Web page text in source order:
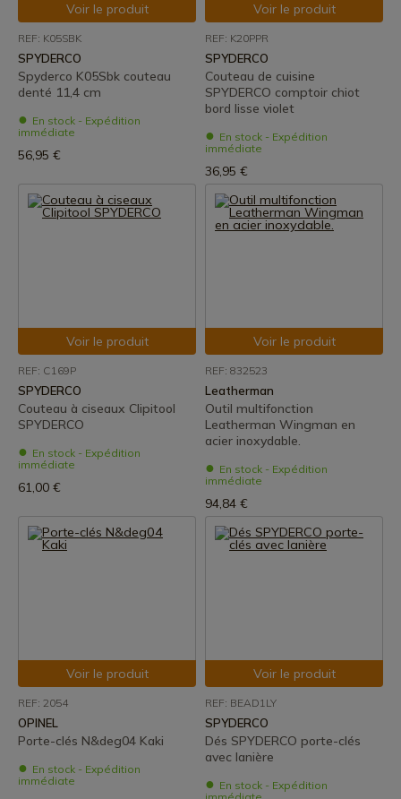
Voir le produit
REF: K05SBK
SPYDERCO
Spyderco K05Sbk couteau
denté 11,4 cm
En stock - Expédition
immédiate
56,95 €
Voir le produit
REF: K20PPR
SPYDERCO
Couteau de cuisine
SPYDERCO comptoir chiot
bord lisse violet
En stock - Expédition
immédiate
36,95 €
Voir le produit
REF: C169P
SPYDERCO
Couteau à ciseaux Clipitool
SPYDERCO
En stock - Expédition
immédiate
61,00 €
Voir le produit
REF: 832523
Leatherman
Outil multifonction
Leatherman Wingman en
acier inoxydable.
En stock - Expédition
immédiate
94,84 €
Voir le produit
REF: 2054
OPINEL
Porte-clés N&deg04 Kaki
En stock - Expédition
immédiate
Voir le produit
REF: BEAD1LY
SPYDERCO
Dés SPYDERCO porte-clés
avec lanière
En stock - Expédition